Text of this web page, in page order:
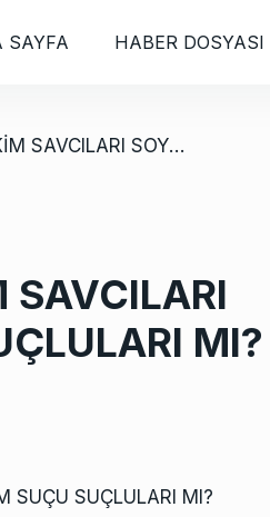
SAYFA HABER DOSYASI
/ DAYİRBAKIR HAKİM SAVCILARI SOYKIRIM SUÇU SUÇLULARI MI?
SAVCILARI
MI?